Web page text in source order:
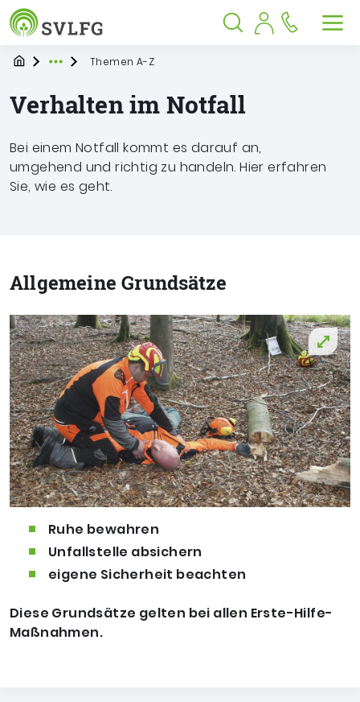
Inhalt
Suche
Springe zu: Hauptmenü
Sozialversicherung für
Suche öffnen
Suche schließen
StartpageExpand breadcrumb Navigation
Themen A-Z
Verhalten im Notfall
Bei einem Notfall kommt es darauf an,
umgehend und richtig zu handeln. Hier erfahren
Sie, wie es geht.
Allgemeine Grundsätze
Ruhe bewahren
Unfallstelle absichern
eigene Sicherheit beachten
Diese Grundsätze gelten bei allen Erste-Hilfe-
Maßnahmen.